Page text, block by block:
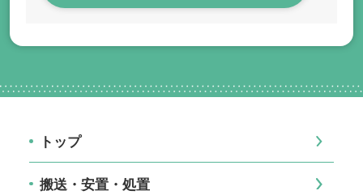
トップ
搬送・安置・処置